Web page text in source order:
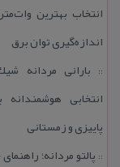
انتخاب بهترین
اندازه‌گیری توان برق
:: بارانی مردانه
انتخابی هوشمندانه
پاییزی و زمستانی
:: پالتو مردانه؛